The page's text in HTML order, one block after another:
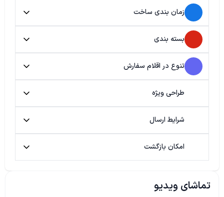
زمان بندی ساخت
بسته بندی
تنوع در اقلام سفارش
طراحی ویژه
شرایط ارسال
امکان بازگشت
تماشای ویدیو